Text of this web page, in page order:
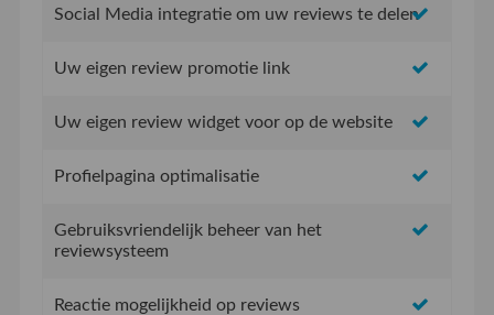
Social Media integratie om uw reviews te delen
Uw eigen review promotie link
Uw eigen review widget voor op de website
Profielpagina optimalisatie
Gebruiksvriendelijk beheer van het
reviewsysteem
Reactie mogelijkheid op reviews